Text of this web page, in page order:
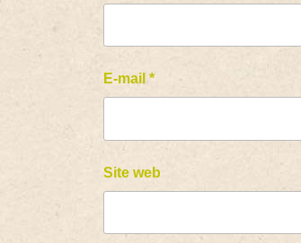
E-mail*
Site web